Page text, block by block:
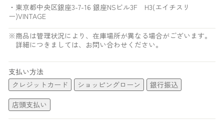
・東京都中央区銀座3-7-16 銀座NSビル3F H3(エイチスリ
ー)VINTAGE
※商品は管理状況により、在庫場所が異なる場合がございます。
詳細につきましては、お問い合わせください。
支払い方法
クレジットカード
ショッピングローン
銀行振込
店頭支払い